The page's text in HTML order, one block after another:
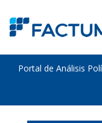
Portal de Análisis